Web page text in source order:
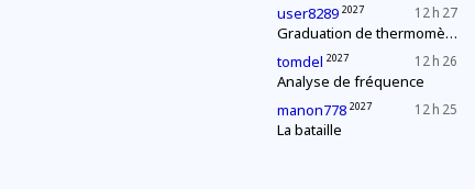
12 h 27
user8289 2027
Graduation de thermomètres
12 h 26
tomdel 2027
Analyse de fréquence
12 h 25
manon778 2027
La bataille